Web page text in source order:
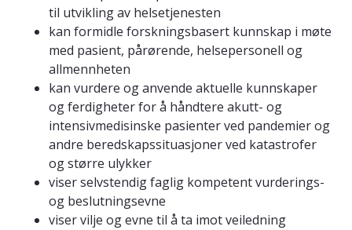
til utvikling av helsetjenesten
kan formidle forskningsbasert kunnskap i møte
med pasient, pårørende, helsepersonell og
allmennheten
kan vurdere og anvende aktuelle kunnskaper
og ferdigheter for å håndtere akutt- og
intensivmedisinske pasienter ved pandemier og
andre beredskapssituasjoner ved katastrofer
og større ulykker
viser selvstendig faglig kompetent vurderings-
og beslutningsevne
viser vilje og evne til å ta imot veiledning